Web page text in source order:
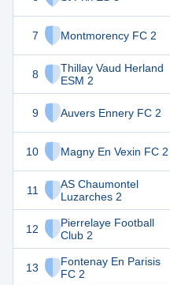
7 Montmorency FC 2
8
Thillay Vaud Herland
ESM 2
9 Auvers Ennery FC 2
10 Magny En Vexin FC 2
11
AS Chaumontel
Luzarches 2
12
Pierrelaye Football
Club 2
13
Fontenay En Parisis
FC 2
29
28
26
26 24
23
19
17